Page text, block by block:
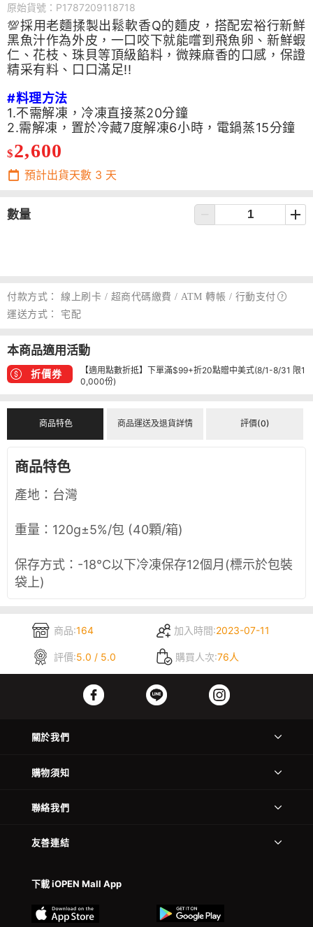
原始貨號：P1787209118718
💯採用老麵揉製出鬆軟香Q的麵皮，搭配宏裕行新鮮
黑魚汁作為外皮，一口咬下就能嚐到飛魚卵、新鮮蝦
仁、花枝、珠貝等頂級餡料，微辣麻香的口感，保證
精采有料、口口滿足!!
#料理方法
1.不需解凍，冷凍直接蒸20分鐘
2.需解凍，置於冷藏7度解凍6小時，電鍋蒸15分鐘
$2,600
預計出貨天數 3 天
數量
付款方式： 線上刷卡 / 超商代碼繳費 / ATM 轉帳 / 行動支付
運送方式：
宅配
本商品適用活動
折價券
【適用點數折抵】下單滿$99+折20點贈中美式(8/1-8/31 限1
0,000份)
商品特色 商品運送及退貨詳情 評價(0)
商品特色
產地：台灣
重量：120g±5%/包 (40顆/箱)
保存方式：-18°C以下冷凍保存12個月(標示於包裝
袋上)
商品:164 加入時間:2023-07-11
評價:5.0 / 5.0 購買人次:76人
關於我們
購物須知
聯絡我們
友善連結
下載 iOPEN Mall App